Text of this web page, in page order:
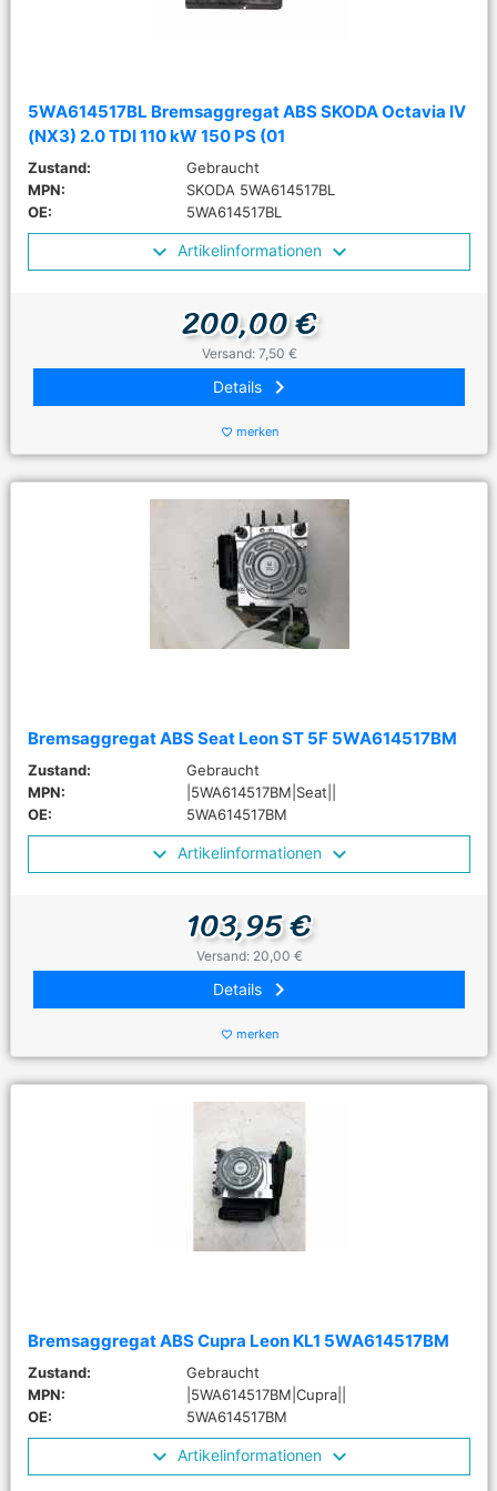
5WA614517BL Bremsaggregat ABS SKODA Octavia IV
(NX3) 2.0 TDI 110 kW 150 PS (01
Zustand:
Gebraucht
MPN:
SKODA 5WA614517BL
OE:
5WA614517BL
Artikelinformationen
200,00 €
Versand: 7,50 €
Details keyboard_arrow_right
favorite_border merken
Bremsaggregat ABS Seat Leon ST 5F 5WA614517BM
Zustand:
Gebraucht
MPN:
|5WA614517BM|Seat||
OE:
5WA614517BM
Artikelinformationen
103,95 €
Versand: 20,00 €
Details keyboard_arrow_right
favorite_border merken
Bremsaggregat ABS Cupra Leon KL1 5WA614517BM
Zustand:
Gebraucht
MPN:
|5WA614517BM|Cupra||
OE:
5WA614517BM
Artikelinformationen